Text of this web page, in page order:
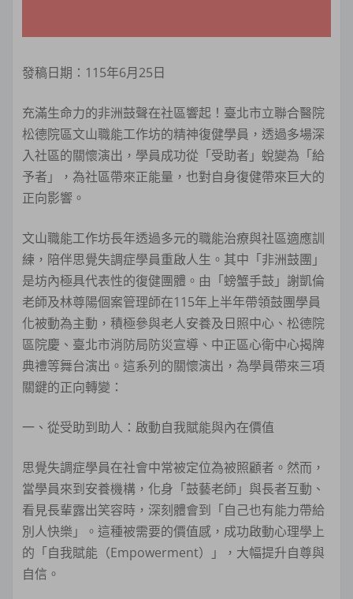
發稿日期：115年6月25日
充滿生命力的非洲鼓聲在社區響起！臺北市立聯合醫院
松德院區文山職能工作坊的精神復健學員，透過多場深
入社區的關懷演出，學員成功從「受助者」蛻變為「給
予者」，為社區帶來正能量，也對自身復健帶來巨大的
正向影響。
文山職能工作坊長年透過多元的職能治療與社區適應訓
練，陪伴思覺失調症學員重啟人生。其中「非洲鼓團」
是坊內極具代表性的復健團體。由「螃蟹手鼓」謝凱倫
老師及林尊陽個案管理師在115年上半年帶領鼓團學員
化被動為主動，積極參與老人安養及日照中心、松德院
區院慶、臺北市消防局防災宣導、中正區心衛中心揭牌
典禮等舞台演出。這系列的關懷演出，為學員帶來三項
關鍵的正向轉變：
一、從受助到助人：啟動自我賦能與內在價值
思覺失調症學員在社會中常被定位為被照顧者。然而，
當學員來到安養機構，化身「鼓藝老師」與長者互動、
看見長輩露出笑容時，深刻體會到「自己也有能力帶給
別人快樂」。這種被需要的價值感，成功啟動心理學上
的「自我賦能（Empowerment）」，大幅提升自尊與
自信。